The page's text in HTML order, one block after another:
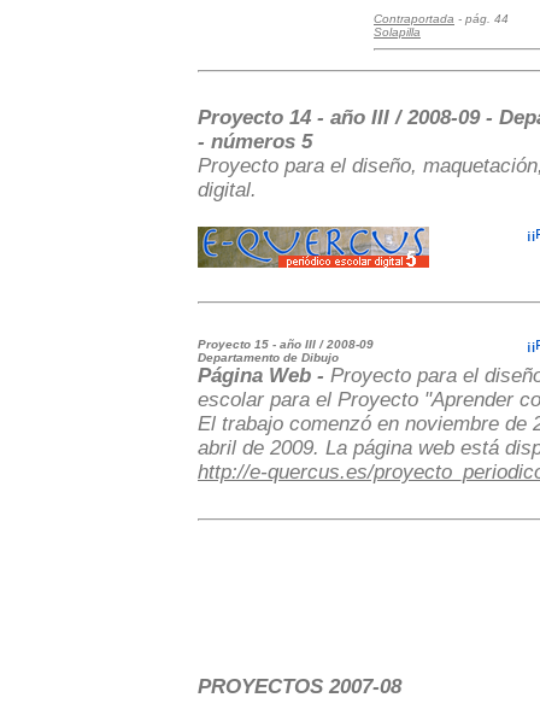
Contraportada - pág. 44
Solapilla
Proyecto 14 - año III / 2008-09 -
- números 5
Proyecto para el diseño,
digital.
Proyecto 15 - año III / 2008-09
Departamento de Dibujo
Página Web - Proyecto para el
escolar para el Proyecto "Aprender
El trabajo comenzó en noviembre de
abril de 2009. La página web está
http://e-quercus.es/
PROYECTOS 2007-08